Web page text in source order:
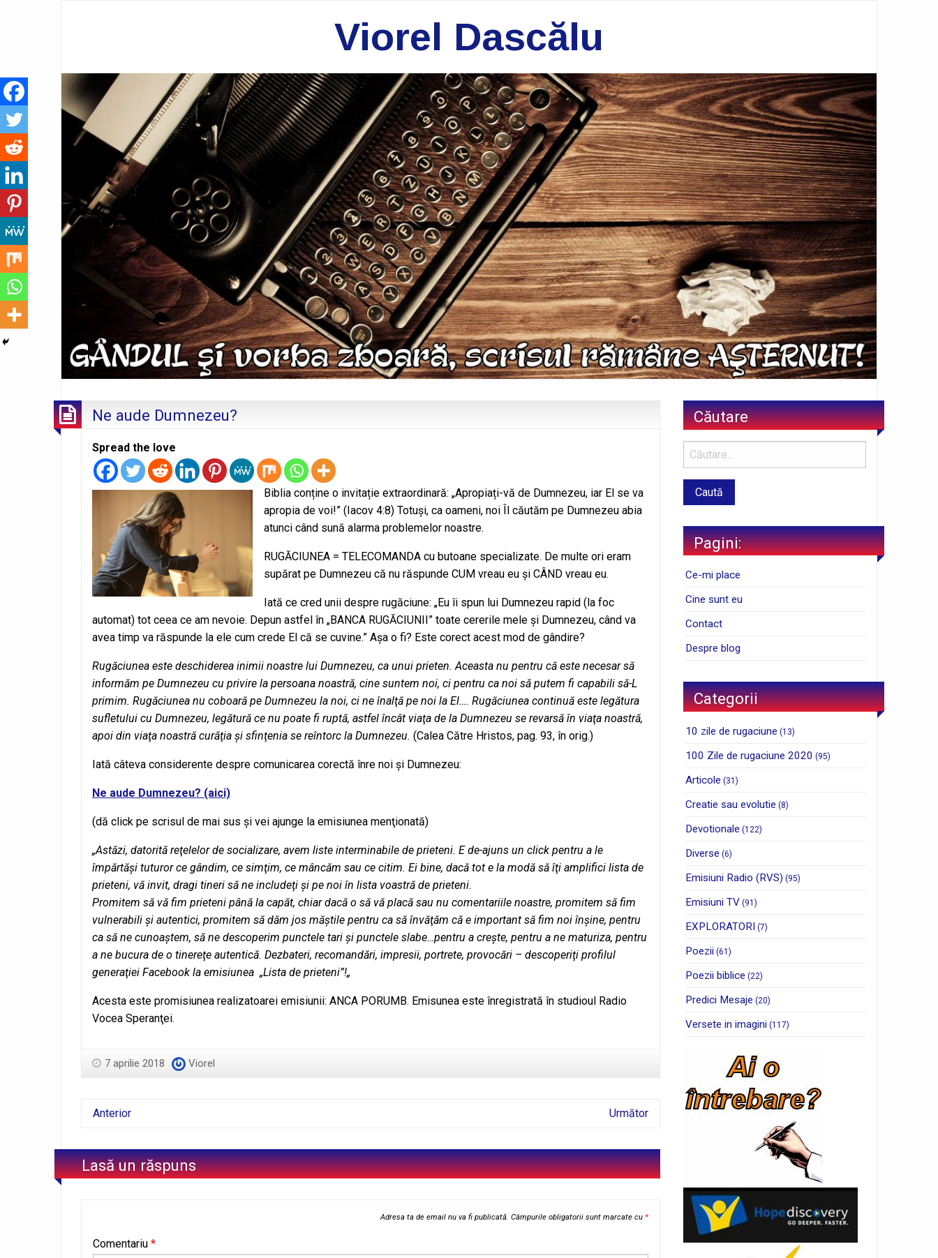
Viorel Dascălu
Ne aude Dumnezeu?
Spread the love
Biblia conține o invitație extraordinară: „Apropiați-vă de Dumnezeu, iar El se va
apropia de voi!” (Iacov 4:8) Totuşi, ca oameni, noi Îl căutăm pe Dumnezeu abia
atunci când sună alarma problemelor noastre.
RUGĂCIUNEA = TELECOMANDA cu butoane specializate. De multe ori eram
supărat pe Dumnezeu că nu răspunde CUM vreau eu şi CÂND vreau eu.
Iată ce cred unii despre rugăciune: „Eu îi spun lui Dumnezeu rapid (la foc
automat) tot ceea ce am nevoie. Depun astfel în „BANCA RUGĂCIUNII” toate cererile mele şi Dumnezeu, când va
avea timp va răspunde la ele cum crede El că se cuvine.” Aşa o fi? Este corect acest mod de gândire?
Rugăciunea este deschiderea inimii noastre lui Dumnezeu, ca unui prieten. Aceasta nu pentru că este necesar să
informăm pe Dumnezeu cu privire la persoana noastră, cine suntem noi, ci pentru ca noi să putem fi capabili să-L
primim. Rugăciunea nu coboară pe Dumnezeu la noi, ci ne înalţă pe noi la El…. Rugăciunea continuă este legătura
sufletului cu Dumnezeu, legătură ce nu poate fi ruptă, astfel încât viaţa de la Dumnezeu se revarsă în viaţa noastră,
apoi din viaţa noastră curăţia şi sfinţenia se reîntorc la Dumnezeu. (Calea Către Hristos, pag. 93, în orig.)
Iată câteva considerente despre comunicarea corectă înre noi şi Dumnezeu:
Ne aude Dumnezeu? (aici)
(dă click pe scrisul de mai sus şi vei ajunge la emisiunea menţionată)
„Astăzi, datorită reţelelor de socializare, avem liste interminabile de prieteni. E de-ajuns un click pentru a le
împărtăşi tuturor ce gândim, ce simţim, ce mâncăm sau ce citim. Ei bine, dacă tot e la modă să îţi amplifici lista de
prieteni, vă invit, dragi tineri să ne includeţi şi pe noi în lista voastră de prieteni.
Promitem să vă fim prieteni până la capăt, chiar dacă o să vă placă sau nu comentariile noastre, promitem să fim
vulnerabili şi autentici, promitem să dăm jos măştile pentru ca să învăţăm că e important să fim noi înşine, pentru
ca să ne cunoaştem, să ne descoperim punctele tari şi punctele slabe…pentru a creşte, pentru a ne maturiza, pentru
a ne bucura de o tinereţe autentică. Dezbateri, recomandări, impresii, portrete, provocări – descoperiţi profilul
generaţiei Facebook la emisiunea „Lista de prieteni”!„
Acesta este promisiunea realizatoarei emisiunii: ANCA PORUMB. Emisunea este înregistrată în studioul Radio
Vocea Speranţei.
7 aprilie 2018 Viorel
Anterior Următor
Lasă un răspuns
Adresa ta de email nu va fi publicată. Câmpurile obligatorii sunt marcate cu *
Comentariu *
Căutare
Pagini:
Ce-mi place
Cine sunt eu
Contact
Despre blog
Categorii
10 zile de rugaciune (13)
100 Zile de rugaciune 2020 (95)
Articole (31)
Creatie sau evolutie (8)
Devotionale (122)
Diverse (6)
Emisiuni Radio (RVS) (95)
Emisiuni TV (91)
EXPLORATORI (7)
Poezii (61)
Poezii biblice (22)
Predici Mesaje (20)
Versete in imagini (117)